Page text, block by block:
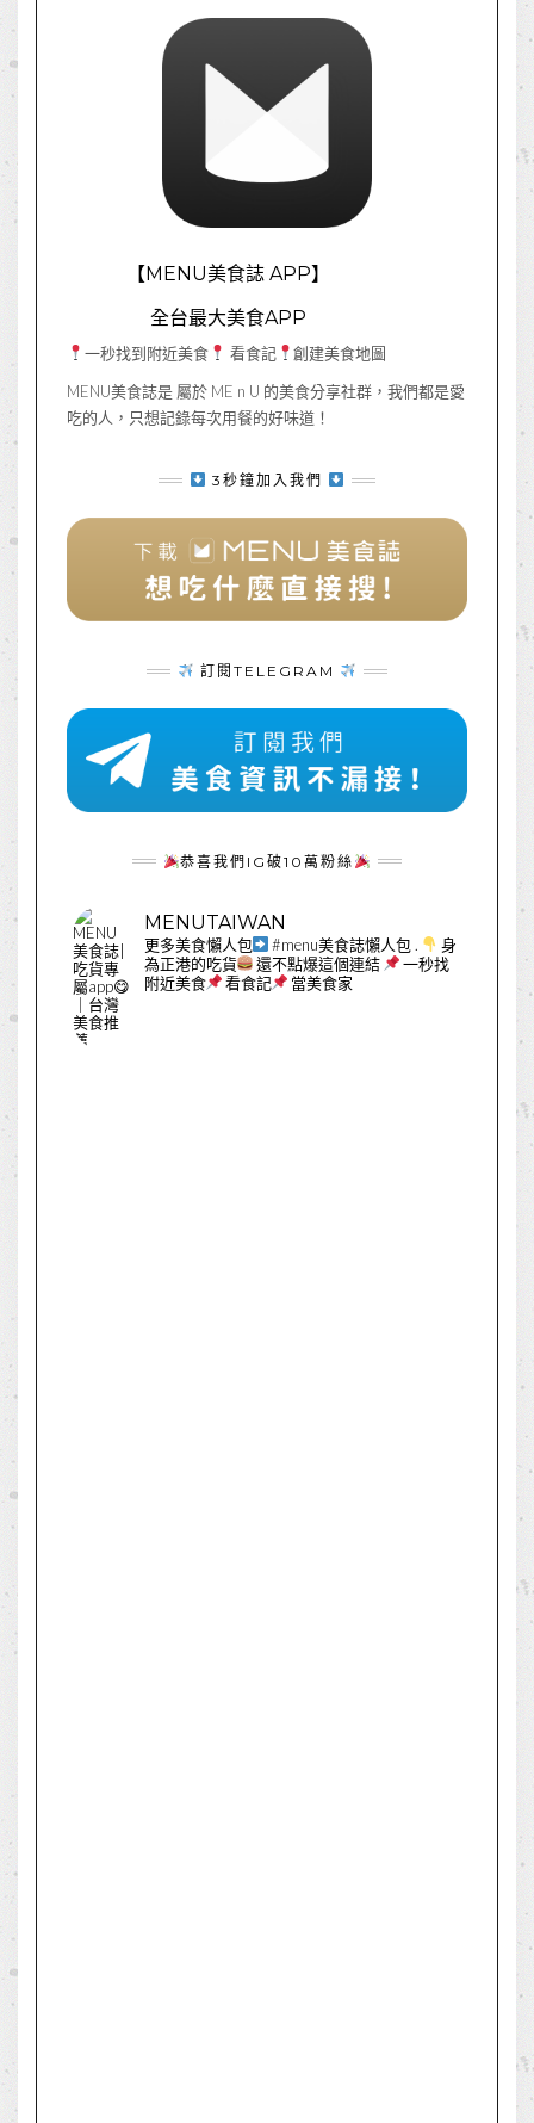
【MENU美食誌 APP】
全台最大美食APP
一秒找到附近美食 看食記
創建美食地圖
MENU美食誌是 屬於 ME n U 的美食分享社群，我們都是愛
吃的人，只想記錄每次用餐的好味道！
3秒鐘加入我們
訂閱TELEGRAM
恭喜我們IG破10萬粉絲
MENUTAIWAN
更多美食懶人包 #menu美食誌懶人包 .
身
為正港的吃貨
還不點爆這個連結
一秒找
附近美食
看食記 當美食家